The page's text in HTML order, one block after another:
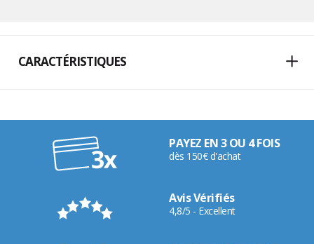
CARACTÉRISTIQUES
PAYEZ EN 3 OU 4 FOIS
dès 150€ d'achat
Avis Vérifiés
4,8/5 - Excellent